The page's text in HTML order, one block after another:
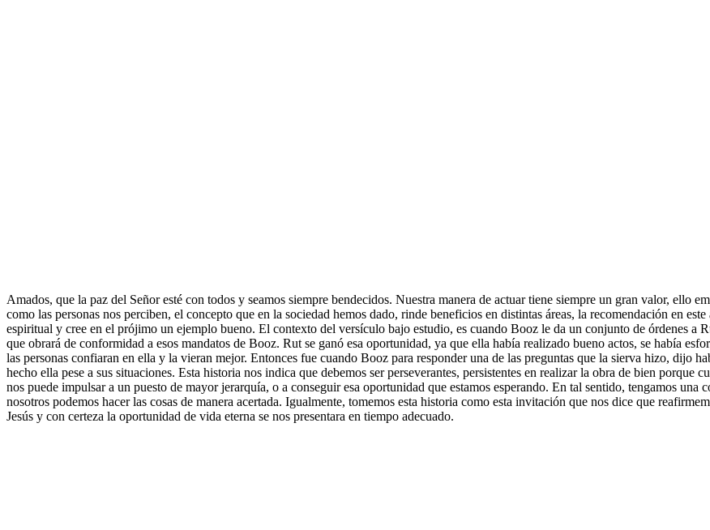
Amados, que la paz del Señor esté con todos y seamos siempre bendecidos. Nuestra manera de actuar tiene siempre un gran valor, ello
como las personas nos perciben, el concepto que en la sociedad hemos dado, rinde beneficios en distintas áreas, la recomendación en
espiritual y cree en el prójimo un ejemplo bueno. El contexto del versículo bajo estudio, es cuando Booz le da un conjunto de órdenes a
que obrará de conformidad a esos mandatos de Booz. Rut se ganó esa oportunidad, ya que ella había realizado bueno actos, se había
las personas confiaran en ella y la vieran mejor. Entonces fue cuando Booz para responder una de las preguntas que la sierva hizo, dijo
hecho ella pese a sus situaciones. Esta historia nos indica que debemos ser perseverantes, persistentes en realizar la obra de bien porque
nos puede impulsar a un puesto de mayor jerarquía, o a conseguir esa oportunidad que estamos esperando. En tal sentido, tengamos una
nosotros podemos hacer las cosas de manera acertada. Igualmente, tomemos esta historia como esta invitación que nos dice que
Jesús y con certeza la oportunidad de vida eterna se nos presentara en tiempo adecuado.